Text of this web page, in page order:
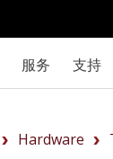
服务 支持
Hardware